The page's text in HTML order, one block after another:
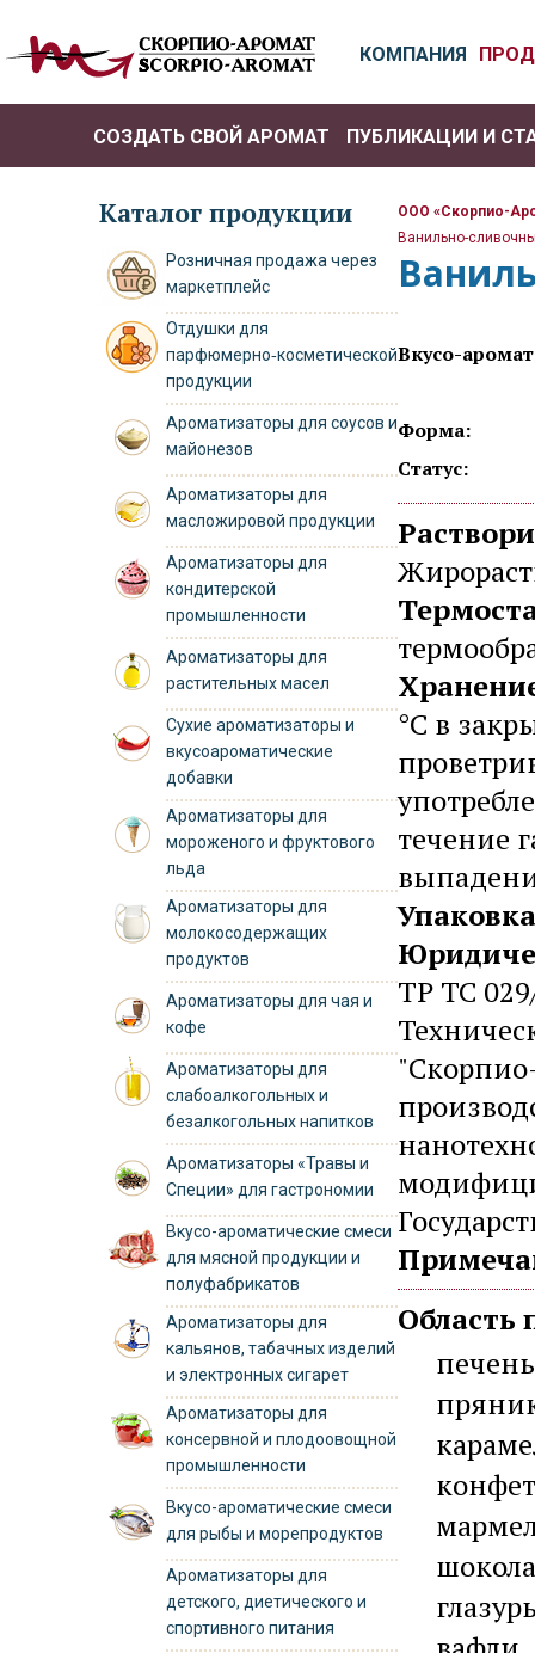
КОМПАНИЯ
СОЗДАТЬ СВОЙ АРОМАТ
ПУБЛИКАЦИИ И
Каталог продукции
Розничная продажа через
маркетплейс
Отдушки для
парфюмерно‑косметической
продукции
Ароматизаторы для соусов и
майонезов
Ароматизаторы для
масложировой продукции
Ароматизаторы для
кондитерской
промышленности
Ароматизаторы для
растительных масел
Сухие ароматизаторы и
вкусоароматические
добавки
Ароматизаторы для
мороженого и фруктового
льда
Ароматизаторы для
молокосодержащих
продуктов
Ароматизаторы для чая и
кофе
Ароматизаторы для
слабоалкогольных и
безалкогольных напитков
Ароматизаторы «Травы и
Специи» для гастрономии
Вкусо-ароматические смеси
для мясной продукции и
полуфабрикатов
Ароматизаторы для
кальянов, табачных изделий
и электронных сигарет
Ароматизаторы для
консервной и плодоовощной
промышленности
Вкусо-ароматические смеси
для рыбы и морепродуктов
Ароматизаторы для
детского, диетического и
спортивного питания
ООО «Скорпио-
Ванильно-
Вкусо-
Форма:
Статус:
°C в
течение
ТР ТС
Область